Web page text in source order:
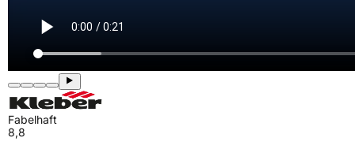
Fabelhaft
8,8